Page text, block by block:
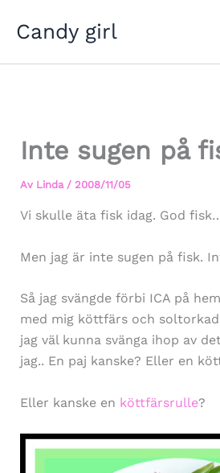
Candy girl
Inte sugen på
Av Linda / 2008/11/05
Vi skulle äta fisk idag. God
Men jag är inte sugen på fisk.
Så jag svängde förbi ICA på
med mig köttfärs och
jag väl kunna svänga ihop av
jag.. En paj kanske? Eller en
Eller kanske en köttfärsrulle?